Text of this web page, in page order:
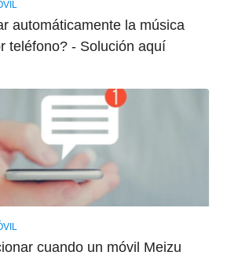
automáticamente la música
teléfono? - Solución aquí
cuando un móvil Meizu